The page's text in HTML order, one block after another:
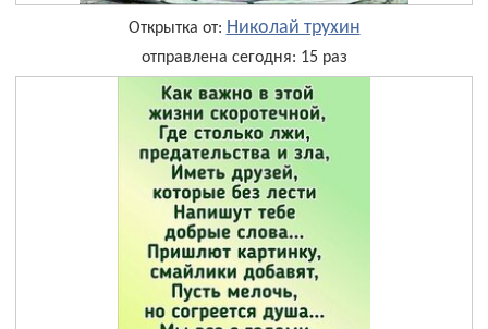
Открытка от: Николай трухин
отправлена сегодня: 15 раз